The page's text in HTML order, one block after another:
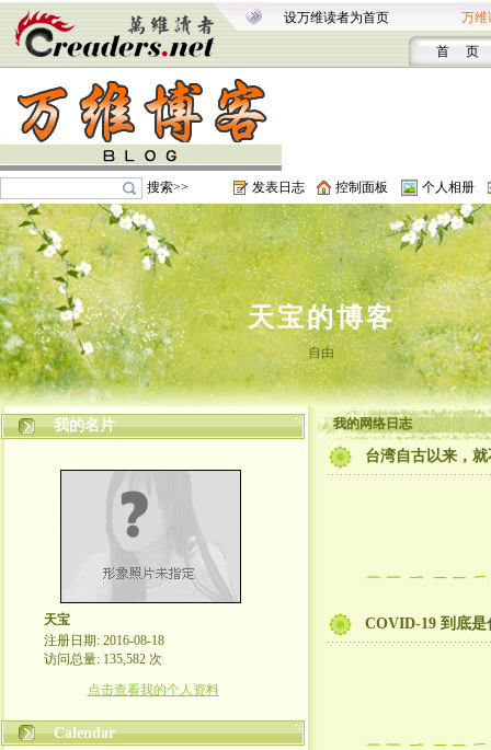
设万维读者为首页 万维
首 页
搜索>> 发表日志 控制面板 个人相册
天宝的博客
自由
我的名片
天宝
注册日期: 2016-08-18
访问总量: 135,582 次
点击查看我的个人资料
Calendar
我的网络日志
台湾自古以来，
COVID-19 到底是